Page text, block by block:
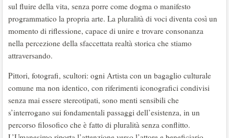
sul fluire della vita, senza porre come dogma o manifesto
programmatico la propria arte. La pluralità di voci diventa così un
momento di riflessione, capace di unire e trovare consonanza
nella percezione della sfaccettata realtà storica che stiamo
attraversando.
Pittori, fotografi, scultori: ogni Artista con un bagaglio culturale
comune ma non identico, con riferimenti iconografici condivisi
senza mai essere stereotipati, sono menti sensibili che
s’interrogano sui fondamentali passaggi dell’esistenza, in un
percorso filosofico che è fatto di pluralità senza conflitto.